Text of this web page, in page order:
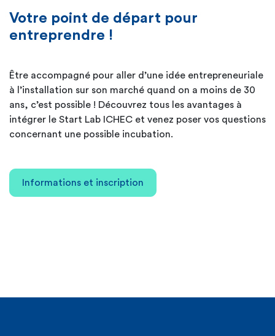
Votre point de départ pour
entreprendre !
Être accompagné pour aller d’une idée entrepreneuriale
à l’installation sur son marché quand on a moins de 30
ans, c’est possible ! Découvrez tous les avantages à
intégrer le Start Lab ICHEC et venez poser vos questions
concernant une possible incubation.
Informations et inscription